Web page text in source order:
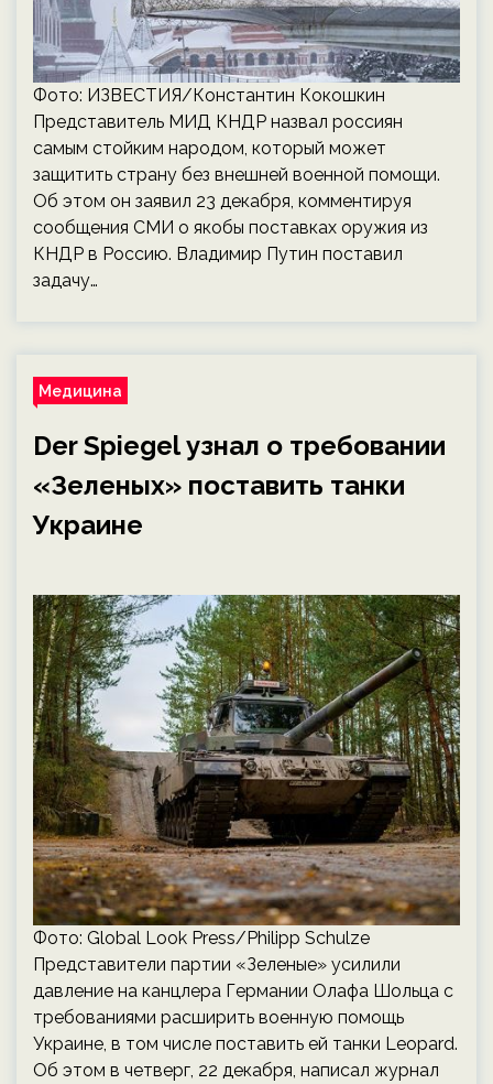
Фото: ИЗВЕСТИЯ/Константин Кокошкин
Представитель МИД КНДР назвал россиян
самым стойким народом, который может
защитить страну без внешней военной помощи.
Об этом он заявил 23 декабря, комментируя
сообщения СМИ о якобы поставках оружия из
КНДР в Россию. Владимир Путин поставил
задачу…
Медицина
Der Spiegel узнал о требовании
«Зеленых» поставить танки
Украине
Фото: Global Look Press/Philipp Schulze
Представители партии «Зеленые» усилили
давление на канцлера Германии Олафа Шольца с
требованиями расширить военную помощь
Украине, в том числе поставить ей танки Leopard.
Об этом в четверг, 22 декабря, написал журнал